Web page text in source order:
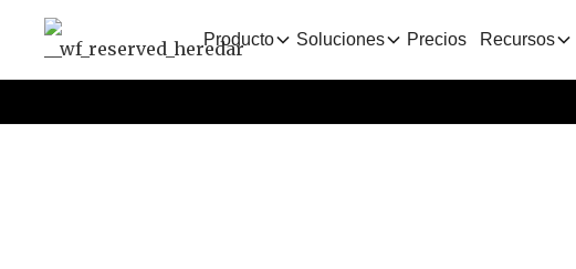
Producto Soluciones Precios Recursos